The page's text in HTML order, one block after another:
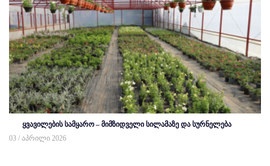
ყვავილების სამყარო – მიმზიდველი სილამაზე და სურნელება
03 / აპრილი 2026